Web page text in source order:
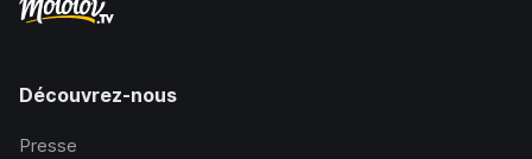
Découvrez-nous
Presse